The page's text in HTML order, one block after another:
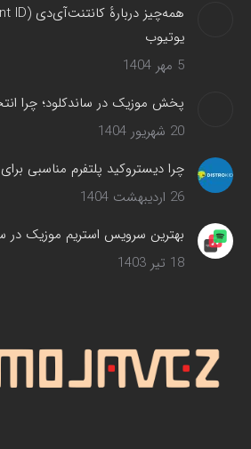
یوتیوب
5 مهر 1404
پخش موزیک در ساندکلود؛ چرا
20 شهریور 1404
چرا دیستروکید پلتفرم مناسبی
26 اردیبهشت 1404
بهترین سرویس‌ استریم موزیک در سال
18 تیر 1403